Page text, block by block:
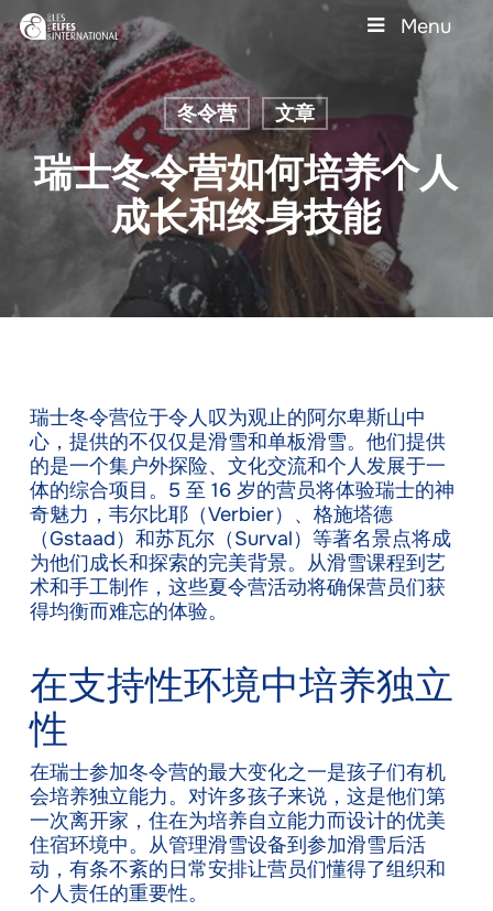
Skip
to
main
content
Menu
冬令营 文章
瑞士冬令营如何培养个人
成长和终身技能
瑞士冬令营位于令人叹为观止的阿尔卑斯山中
心，提供的不仅仅是滑雪和单板滑雪。他们提供
的是一个集户外探险、文化交流和个人发展于一
体的综合项目。5 至 16 岁的营员将体验瑞士的神
奇魅力，韦尔比耶（Verbier）、格施塔德
（Gstaad）和苏瓦尔（Surval）等著名景点将成
为他们成长和探索的完美背景。从滑雪课程到艺
术和手工制作，这些夏令营活动将确保营员们获
得均衡而难忘的体验。
在支持性环境中培养独立
性
在瑞士参加冬令营的最大变化之一是孩子们有机
会培养独立能力。对许多孩子来说，这是他们第
一次离开家，住在为培养自立能力而设计的优美
住宿环境中。从管理滑雪设备到参加滑雪后活
动，有条不紊的日常安排让营员们懂得了组织和
个人责任的重要性。